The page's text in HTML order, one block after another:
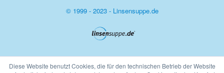
© 1999 - 2023 - Linsensuppe.de
Diese Website benutzt Cookies, die für den technischen Betrieb der Website